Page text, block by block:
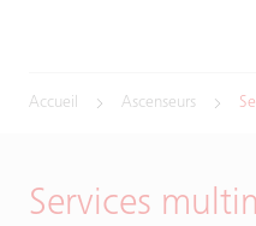
Accueil Ascenseurs
Services